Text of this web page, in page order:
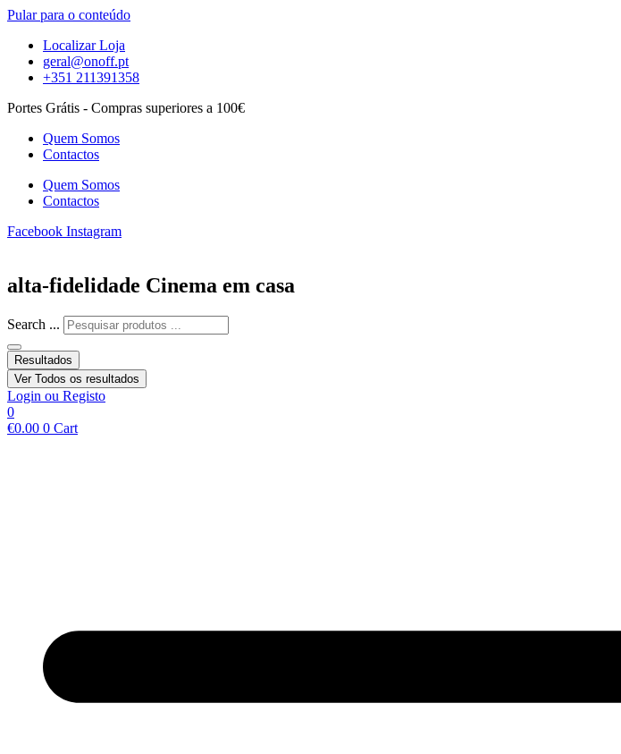
Pular para o conteúdo
Localizar Loja
geral@onoff.pt
+351 211391358
Portes Grátis - Compras superiores a 100€
Quem Somos
Contactos
Quem Somos
Contactos
Facebook Instagram
alta-fidelidade Cinema em casa
Search ...
Resultados
Ver Todos os resultados
Login ou Registo
0
€0.00 0 Cart